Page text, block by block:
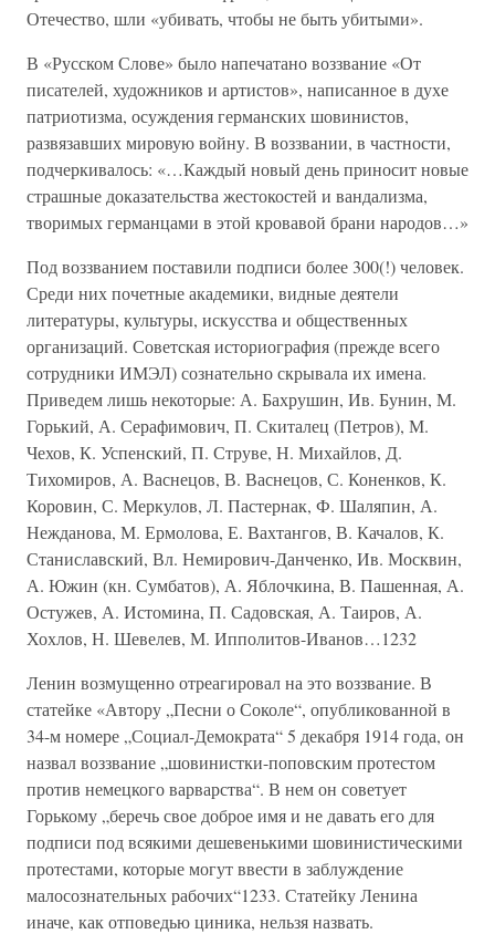
Отечество, шли «убивать, чтобы не быть убитыми».
В «Русском Слове» было напечатано воззвание «От
писателей, художников и артистов», написанное в духе
патриотизма, осуждения германских шовинистов,
развязавших мировую войну. В воззвании, в частности,
подчеркивалось: «…Каждый новый день приносит новые
страшные доказательства жестокостей и вандализма,
творимых германцами в этой кровавой брани народов…»
Под воззванием поставили подписи более 300(!) человек.
Среди них почетные академики, видные деятели
литературы, культуры, искусства и общественных
организаций. Советская историография (прежде всего
сотрудники ИМЭЛ) сознательно скрывала их имена.
Приведем лишь некоторые: А. Бахрушин, Ив. Бунин, М.
Горький, А. Серафимович, П. Скиталец (Петров), М.
Чехов, К. Успенский, П. Струве, Н. Михайлов, Д.
Тихомиров, А. Васнецов, В. Васнецов, С. Коненков, К.
Коровин, С. Меркулов, Л. Пастернак, Ф. Шаляпин, А.
Нежданова, М. Ермолова, Е. Вахтангов, В. Качалов, К.
Станиславский, Вл. Немирович-Данченко, Ив. Москвин,
А. Южин (кн. Сумбатов), А. Яблочкина, В. Пашенная, А.
Остужев, А. Истомина, П. Садовская, А. Таиров, А.
Хохлов, Н. Шевелев, М. Ипполитов-Иванов…1232
Ленин возмущенно отреагировал на это воззвание. В
статейке «Автору „Песни о Соколе“, опубликованной в
34-м номере „Социал-Демократа“ 5 декабря 1914 года, он
назвал воззвание „шовинистки-поповским протестом
против немецкого варварства“. В нем он советует
Горькому „беречь свое доброе имя и не давать его для
подписи под всякими дешевенькими шовинистическими
протестами, которые могут ввести в заблуждение
малосознательных рабочих“1233. Статейку Ленина
иначе, как отповедью циника, нельзя назвать.